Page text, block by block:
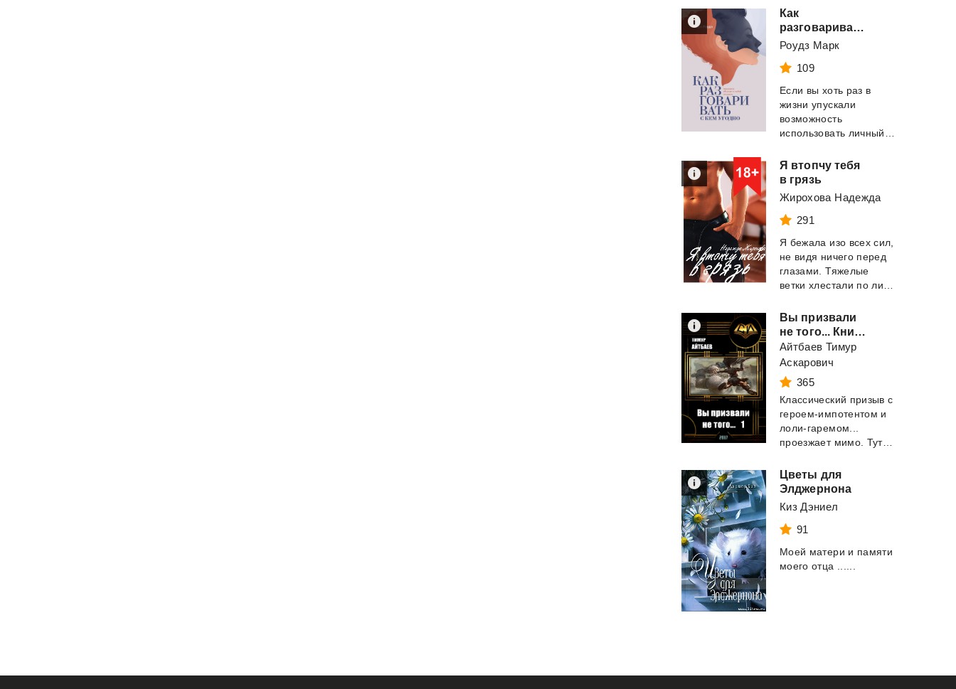
Как
разговаривать с кем угодно. Уверенное общение в любой ситуации
Роудз Марк
109
Если вы хоть раз в
жизни упускали
возможность
Я втопчу тебя
в грязь
Жирохова Надежда
291
Я бежала изо всех сил,
не видя ничего перед
глазами. Тяжелые
Вы призвали
не того... Книга 1
Айтбаев Тимур
Аскарович
365
Классический призыв с
героем-импотентом и
лоли-гаремом...
проезжает мимо. Тут у нас немного другое...
Цветы для
Элджернона
Киз Дэниел
91
Моей матери и памяти
моего отца